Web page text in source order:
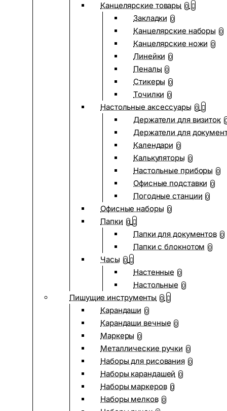
Канцелярские товары 0
Закладки 0
Канцелярские наборы 0
Канцелярские ножи 0
Линейки 0
Пеналы 0
Стикеры 0
Точилки 0
Настольные аксессуары 0
Держатели для визиток
Держатели для
Календари 0
Калькуляторы 0
Настольные приборы 0
Офисные подставки 0
Погодные станции 0
Офисные наборы 0
Папки 0
Папки для документов 0
Папки с блокнотом 0
Часы 0
Настенные 0
Настольные 0
Пишущие инструменты 0
Карандаши 0
Карандаши вечные 0
Маркеры 0
Металлические ручки 0
Наборы для рисования 0
Наборы карандашей 0
Наборы маркеров 0
Наборы мелков 0